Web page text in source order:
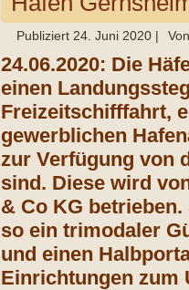
Publiziert 24. Juni 2020 | Von
24.06.2020: Die
einen
Freizeitschifffahrt,
gewerblichen
zur Verfügung von
sind. Diese wird
& Co KG
so ein trimodaler
und einen
Einrichtungen zum